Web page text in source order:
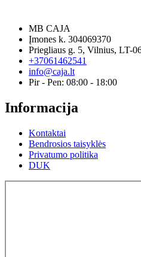
MB CAJA
Įmones k. 304069370
Priegliaus g. 5, Vilnius, LT-
+37061462541
info@caja.lt
Pir - Pen: 08:00 - 18:00
Informacija
Kontaktai
Bendrosios taisyklės
Privatumo politika
DUK